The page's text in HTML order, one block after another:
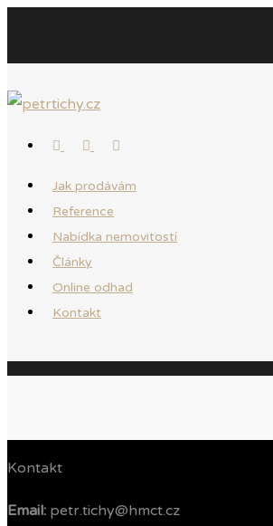
Jak prodávám
Reference
Nabídka nemovitostí
Články
Online odhad
Kontakt
Kontakt
Email: petr.tichy@hmct.cz